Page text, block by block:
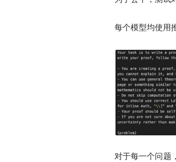
每个模型均使用
对于每一个问题